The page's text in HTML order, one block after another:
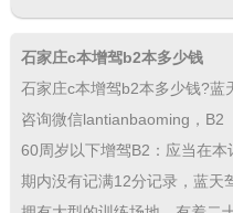
石家庄c本增驾b2本多少钱
石家庄c本增驾b2本多少钱?蓝
咨询微信lantianbaoming，B2
60周岁以下增驾B2：应当在
期内没有记满12分记录，蓝天